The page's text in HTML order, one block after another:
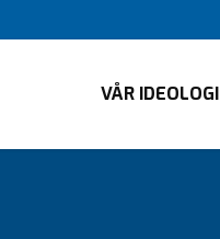
VÅR IDEOLOGI